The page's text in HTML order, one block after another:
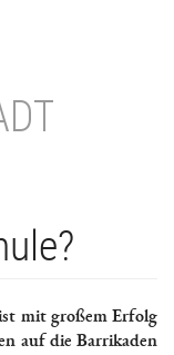
mit großem Erfolg
auf die Barrikaden